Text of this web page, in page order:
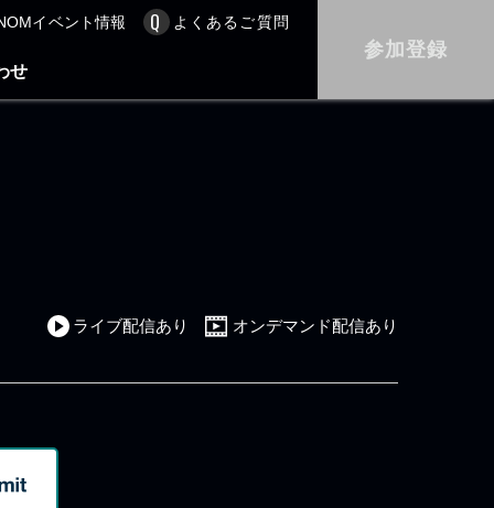
イベント情報 よくあるご質問
参加登録
せ
ライブ配信あり オンデマンド配信あり